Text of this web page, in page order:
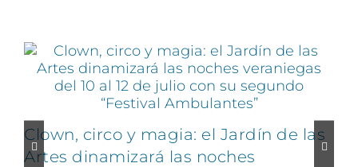
Clown, circo y magia: el Jardín de las
Artes dinamizará las noches